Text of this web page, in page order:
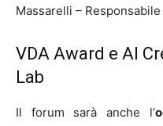
Massarelli –
VDA Award e AI
Lab
Il forum sarà anche l’